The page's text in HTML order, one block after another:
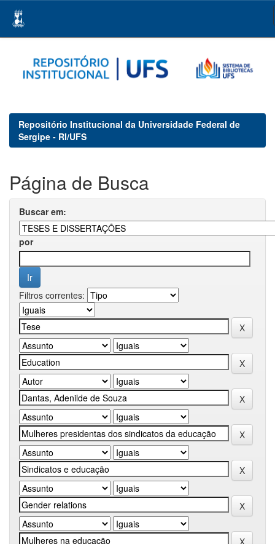
navigation
Repositório Institucional da Universidade Federal de
Sergipe - RI/UFS
Página de Busca
Buscar em:
por
Filtros correntes: